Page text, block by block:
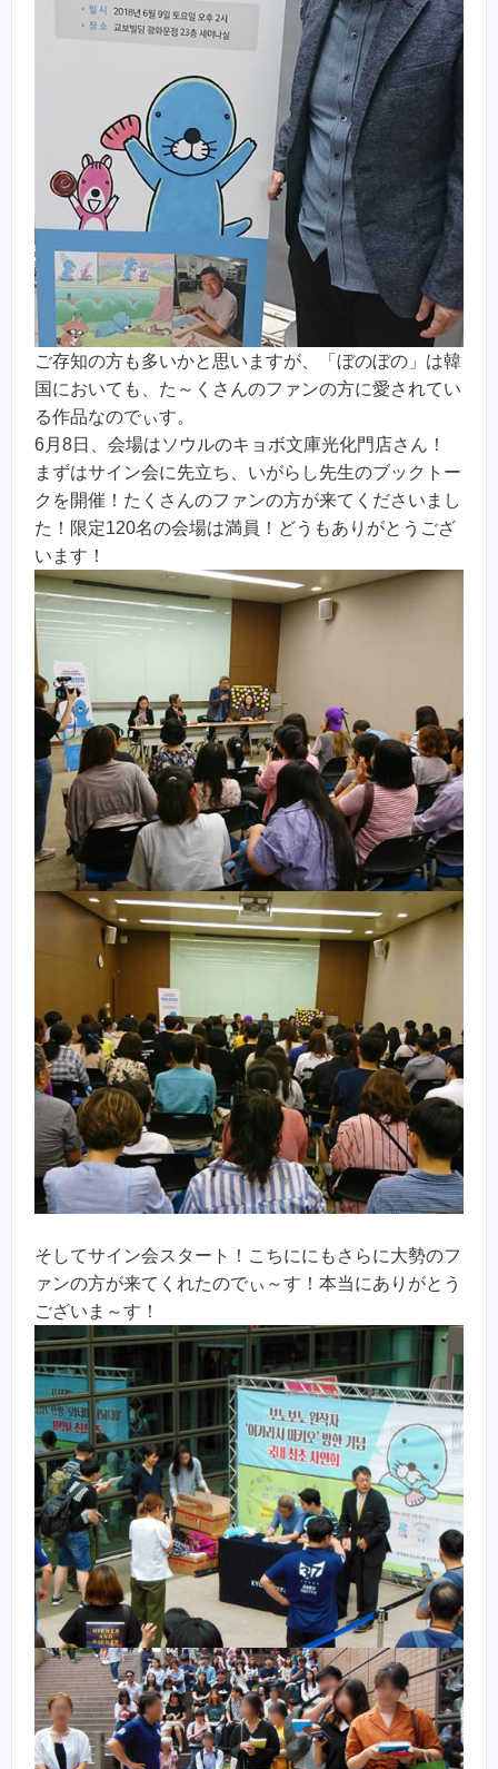
ご存知の方も多いかと思いますが、「ぼのぼの」は韓
国においても、た～くさんのファンの方に愛されてい
る作品なのでぃす。
6月8日、会場はソウルのキョボ文庫光化門店さん！
まずはサイン会に先立ち、いがらし先生のブックトー
クを開催！たくさんのファンの方が来てくださいまし
た！限定120名の会場は満員！どうもありがとうござ
います！
そしてサイン会スタート！こちににもさらに大勢のフ
ァンの方が来てくれたのでぃ～す！本当にありがとう
ございま～す！